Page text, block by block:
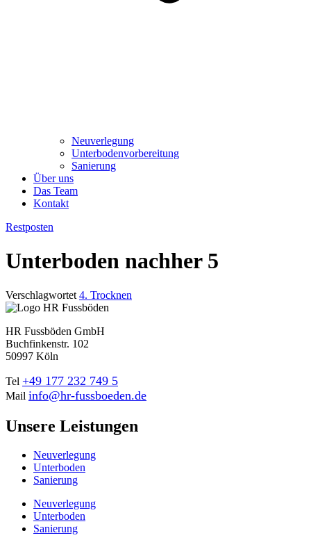
Neuverlegung
Unterbodenvorbereitung
Sanierung
Über uns
Das Team
Kontakt
Restposten
Unterboden nachher 5
Verschlagwortet 4. Trocknen
HR Fussböden GmbH
Buchfinkenstr. 102
50997 Köln
Tel +49 177 232 749 5
Mail info@hr-fussboeden.de
Unsere Leistungen
Neuverlegung
Unterboden
Sanierung
Neuverlegung
Unterboden
Sanierung